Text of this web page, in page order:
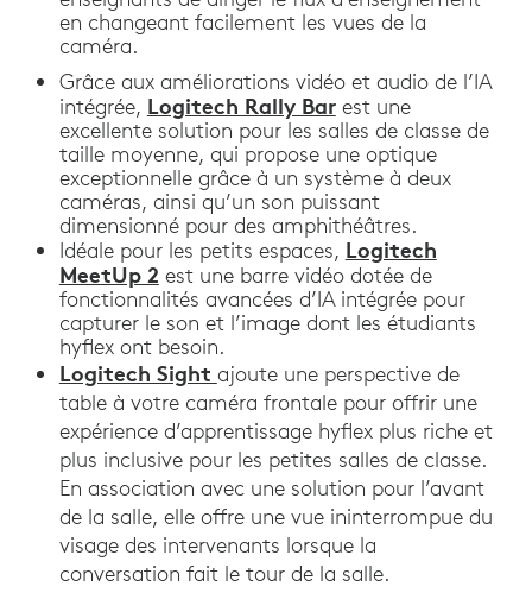
en changeant facilement les vues de la
caméra.
Grâce aux améliorations vidéo et audio de l’IA
intégrée, Logitech Rally Barest une
excellente solution pour les salles de classe de
taille moyenne, qui propose une optique
exceptionnelle grâce à un système à deux
caméras, ainsi qu’un son puissant
dimensionné pour des amphithéâtres.
Idéale pour les petits espaces, Logitech
MeetUp 2 est une barre vidéo dotée de
fonctionnalités avancées d’IA intégrée pour
capturer le son et l’image dont les étudiants
hyflex ont besoin.
Logitech Sight ajoute une perspective de
table à votre caméra frontale pour offrir une
expérience d’apprentissage hyflex plus riche et
plus inclusive pour les petites salles de classe.
En association avec une solution pour l’avant
de la salle, elle offre une vue ininterrompue du
visage des intervenants lorsque la
conversation fait le tour de la salle.